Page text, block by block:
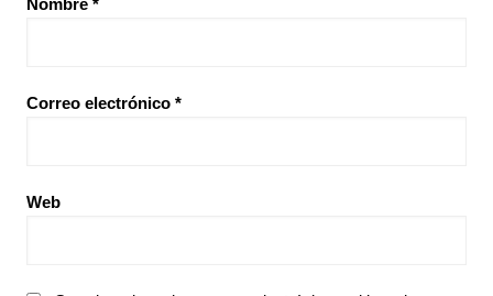
Nombre *
Correo electrónico *
Web